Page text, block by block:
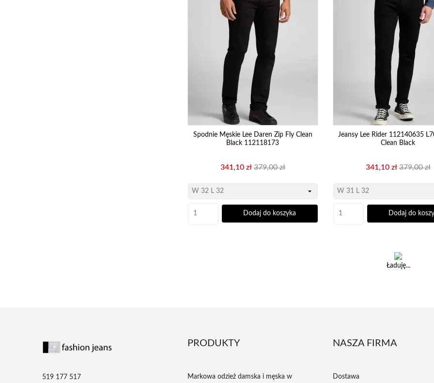
Spodnie Męskie Lee Daren Zip Fly Clean
Black 112118173
Cena
341,10 zł Cena
podstawowa
379,00 zł
Dodaj do koszyka
Jeansy Lee Rider 112140635
Clean Black
Cena
341,10 zł Cena
379,00 zł
Dodaj do
Ładuję...
519 177 517
PRODUKTY
Markowa odzież damska i męska w
NASZA FIRMA
Dostawa